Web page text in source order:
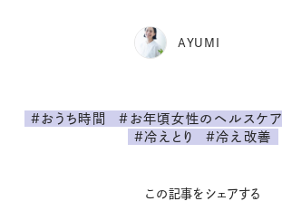
AYUMI
#おうち時間 #お年頃女性のヘルスケア
#冷えとり
#冷え改善
この記事をシェアする